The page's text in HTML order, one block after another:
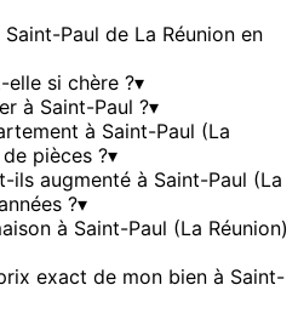
Paul de La Réunion en
elle si chère ?▾
à Saint-Paul ?▾
à Saint-Paul (La
pièces ?▾
ils augmenté à Saint-Paul (La
?▾
à Saint-Paul (La Réunion)
exact de mon bien à Saint-